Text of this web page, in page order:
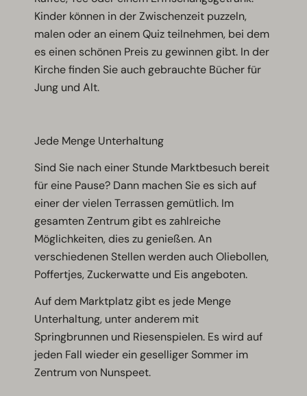
Kinder können in der Zwischenzeit puzzeln,
malen oder an einem Quiz teilnehmen, bei dem
es einen schönen Preis zu gewinnen gibt. In der
Kirche finden Sie auch gebrauchte Bücher für
Jung und Alt.
Jede Menge Unterhaltung
Sind Sie nach einer Stunde Marktbesuch bereit
für eine Pause? Dann machen Sie es sich auf
einer der vielen Terrassen gemütlich. Im
gesamten Zentrum gibt es zahlreiche
Möglichkeiten, dies zu genießen. An
verschiedenen Stellen werden auch Oliebollen,
Poffertjes, Zuckerwatte und Eis angeboten.
Auf dem Marktplatz gibt es jede Menge
Unterhaltung, unter anderem mit
Springbrunnen und Riesenspielen. Es wird auf
jeden Fall wieder ein geselliger Sommer im
Zentrum von Nunspeet.